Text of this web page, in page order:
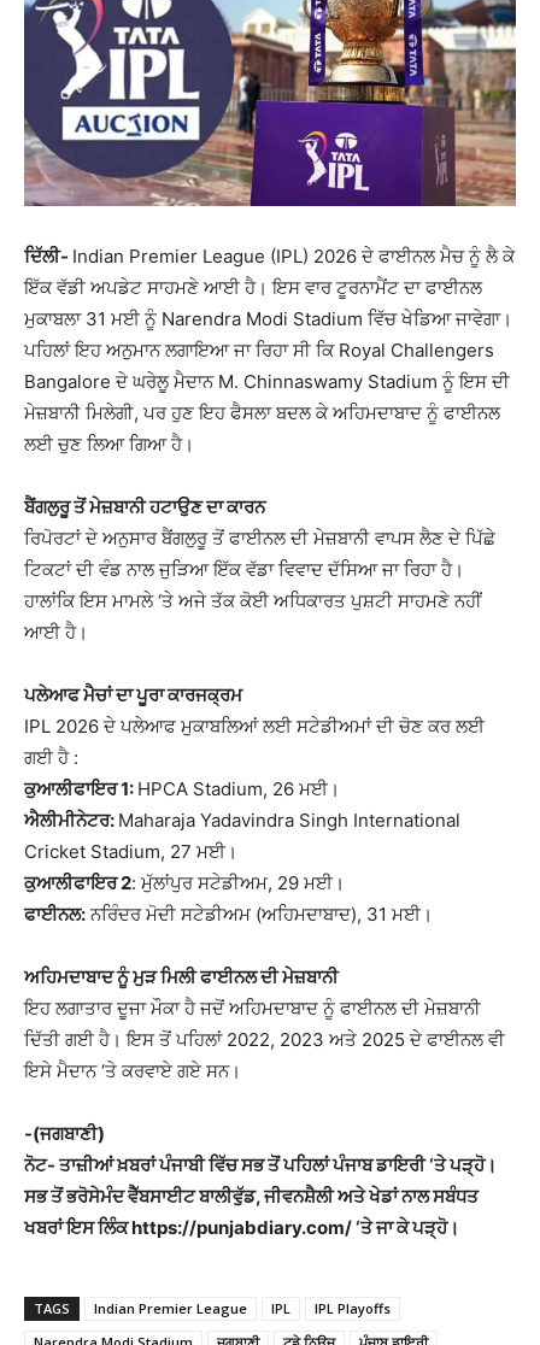
ਦਿੱਲੀ- Indian Premier League (IPL) 2026 ਦੇ ਫਾਈਨਲ ਮੈਚ ਨੂੰ ਲੈ ਕੇ
ਇੱਕ ਵੱਡੀ ਅਪਡੇਟ ਸਾਹਮਣੇ ਆਈ ਹੈ। ਇਸ ਵਾਰ ਟੂਰਨਾਮੈਂਟ ਦਾ ਫਾਈਨਲ
ਮੁਕਾਬਲਾ 31 ਮਈ ਨੂੰ Narendra Modi Stadium ਵਿੱਚ ਖੇਡਿਆ ਜਾਵੇਗਾ।
ਪਹਿਲਾਂ ਇਹ ਅਨੁਮਾਨ ਲਗਾਇਆ ਜਾ ਰਿਹਾ ਸੀ ਕਿ Royal Challengers
Bangalore ਦੇ ਘਰੇਲੂ ਮੈਦਾਨ M. Chinnaswamy Stadium ਨੂੰ ਇਸ ਦੀ
ਮੇਜ਼ਬਾਨੀ ਮਿਲੇਗੀ, ਪਰ ਹੁਣ ਇਹ ਫੈਸਲਾ ਬਦਲ ਕੇ ਅਹਿਮਦਾਬਾਦ ਨੂੰ ਫਾਈਨਲ
ਲਈ ਚੁਣ ਲਿਆ ਗਿਆ ਹੈ।
ਬੈਂਗਲੁਰੂ ਤੋਂ ਮੇਜ਼ਬਾਨੀ ਹਟਾਉਣ ਦਾ ਕਾਰਨ
ਰਿਪੋਰਟਾਂ ਦੇ ਅਨੁਸਾਰ ਬੈਂਗਲੁਰੂ ਤੋਂ ਫਾਈਨਲ ਦੀ ਮੇਜ਼ਬਾਨੀ ਵਾਪਸ ਲੈਣ ਦੇ ਪਿੱਛੇ
ਟਿਕਟਾਂ ਦੀ ਵੰਡ ਨਾਲ ਜੁੜਿਆ ਇੱਕ ਵੱਡਾ ਵਿਵਾਦ ਦੱਸਿਆ ਜਾ ਰਿਹਾ ਹੈ।
ਹਾਲਾਂਕਿ ਇਸ ਮਾਮਲੇ ‘ਤੇ ਅਜੇ ਤੱਕ ਕੋਈ ਅਧਿਕਾਰਤ ਪੁਸ਼ਟੀ ਸਾਹਮਣੇ ਨਹੀਂ
ਆਈ ਹੈ।
ਪਲੇਆਫ ਮੈਚਾਂ ਦਾ ਪੂਰਾ ਕਾਰਜਕ੍ਰਮ
IPL 2026 ਦੇ ਪਲੇਆਫ ਮੁਕਾਬਲਿਆਂ ਲਈ ਸਟੇਡੀਅਮਾਂ ਦੀ ਚੋਣ ਕਰ ਲਈ
ਗਈ ਹੈ :
ਕੁਆਲੀਫਾਇਰ 1: HPCA Stadium, 26 ਮਈ।
ਐਲੀਮੀਨੇਟਰ: Maharaja Yadavindra Singh International
Cricket Stadium, 27 ਮਈ।
ਕੁਆਲੀਫਾਇਰ 2: ਮੁੱਲਾਂਪੁਰ ਸਟੇਡੀਅਮ, 29 ਮਈ।
ਫਾਈਨਲ:ਨਰਿੰਦਰ ਮੋਦੀ ਸਟੇਡੀਅਮ (ਅਹਿਮਦਾਬਾਦ), 31 ਮਈ।
ਅਹਿਮਦਾਬਾਦ ਨੂੰ ਮੁੜ ਮਿਲੀ ਫਾਈਨਲ ਦੀ ਮੇਜ਼ਬਾਨੀ
ਇਹ ਲਗਾਤਾਰ ਦੂਜਾ ਮੌਕਾ ਹੈ ਜਦੋਂ ਅਹਿਮਦਾਬਾਦ ਨੂੰ ਫਾਈਨਲ ਦੀ ਮੇਜ਼ਬਾਨੀ
ਦਿੱਤੀ ਗਈ ਹੈ। ਇਸ ਤੋਂ ਪਹਿਲਾਂ 2022, 2023 ਅਤੇ 2025 ਦੇ ਫਾਈਨਲ ਵੀ
ਇਸੇ ਮੈਦਾਨ ‘ਤੇ ਕਰਵਾਏ ਗਏ ਸਨ।
-(ਜਗਬਾਣੀ)
ਨੋਟ- ਤਾਜ਼ੀਆਂ ਖ਼ਬਰਾਂ ਪੰਜਾਬੀ ਵਿੱਚ ਸਭ ਤੋਂ ਪਹਿਲਾਂ ਪੰਜਾਬ ਡਾਇਰੀ ‘ਤੇ ਪੜ੍ਹੋ।
ਸਭ ਤੋਂ ਭਰੋਸੇਮੰਦ ਵੈੱਬਸਾਈਟ ਬਾਲੀਵੁੱਡ, ਜੀਵਨਸ਼ੈਲੀ ਅਤੇ ਖੇਡਾਂ ਨਾਲ ਸਬੰਧਤ
ਖਬਰਾਂ ਇਸ ਲਿੰਕ https://punjabdiary.com/ ‘ਤੇ ਜਾ ਕੇ ਪੜ੍ਹੋ।
TAGS Indian Premier League IPL
IPL Playoffs